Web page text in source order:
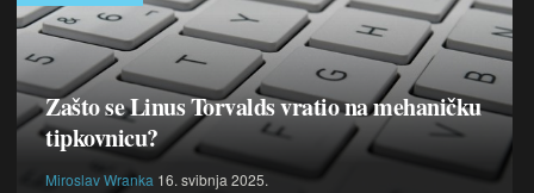
Zašto se Linus Torvalds vratio na mehaničku
tipkovnicu?
Miroslav Wranka 16. svibnja 2025.